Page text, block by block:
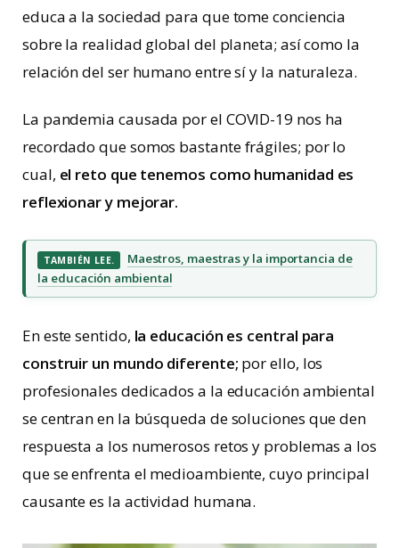
educa a la sociedad para que tome conciencia
sobre la realidad global del planeta; así como la
relación del ser humano entre sí y la naturaleza.
La pandemia causada por el COVID-19 nos ha
recordado que somos bastante frágiles; por lo
cual, el reto que tenemos como humanidad es
reflexionar y mejorar.
TAMBIÉN LEE.
Maestros, maestras y la importancia de
la educación ambiental
En este sentido, la educación es central para
construir un mundo diferente; por ello, los
profesionales dedicados a la educación ambiental
se centran en la búsqueda de soluciones que den
respuesta a los numerosos retos y problemas a los
que se enfrenta el medioambiente, cuyo principal
causante es la actividad humana.